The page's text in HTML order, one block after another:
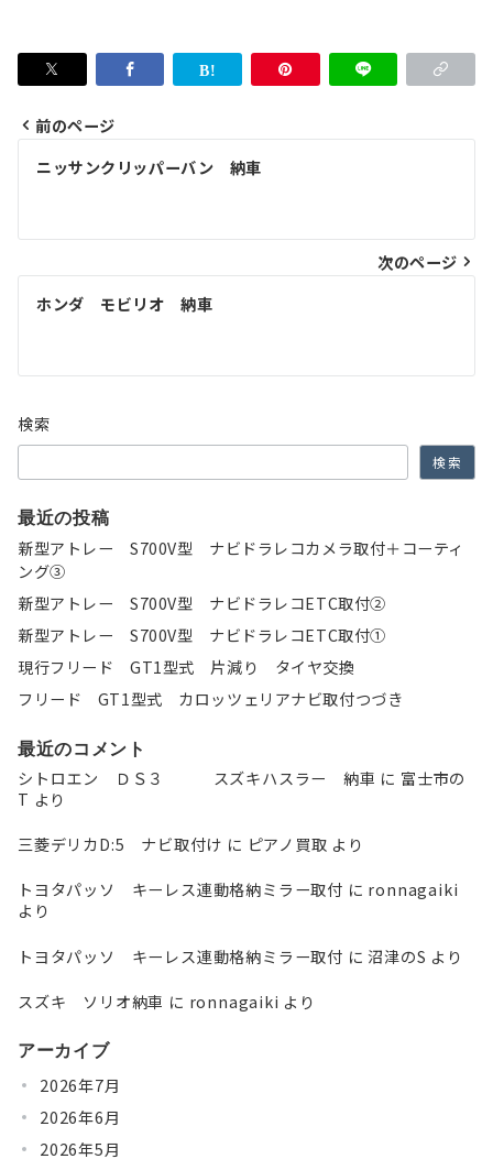
投
ビ
ゲ
シ
ョ
ン
前のページ
ニッサンクリッパーバン 納車
次のページ
ホンダ モビリオ 納車
検索
検索
最近の投稿
新型アトレー S700V型 ナビドラレコカメラ取付＋コーティ
ング③
新型アトレー S700V型 ナビドラレコETC取付②
新型アトレー S700V型 ナビドラレコETC取付①
現行フリード GT1型式 片減り タイヤ交換
フリード GT1型式 カロッツェリアナビ取付つづき
最近のコメント
シトロエン ＤＳ３ スズキハスラー 納車 に 富士市の
T より
三菱デリカD:5 ナビ取付け に ピアノ買取 より
トヨタパッソ キーレス連動格納ミラー取付 に ronnagaiki
より
トヨタパッソ キーレス連動格納ミラー取付 に沼津のS より
スズキ ソリオ納車 に ronnagaiki より
アーカイブ
2026年7月
2026年6月
2026年5月